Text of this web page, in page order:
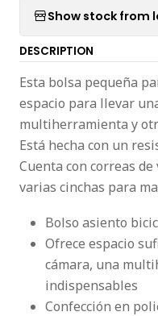
Show stock from
DESCRIPTION
Esta bolsa pequeña
espacio para llevar
multiherramienta y
Está hecha con un
Cuenta con correas
varias cinchas para
Bolso asiento
Ofrece espacio
cámara, una
indispensables
Confección en